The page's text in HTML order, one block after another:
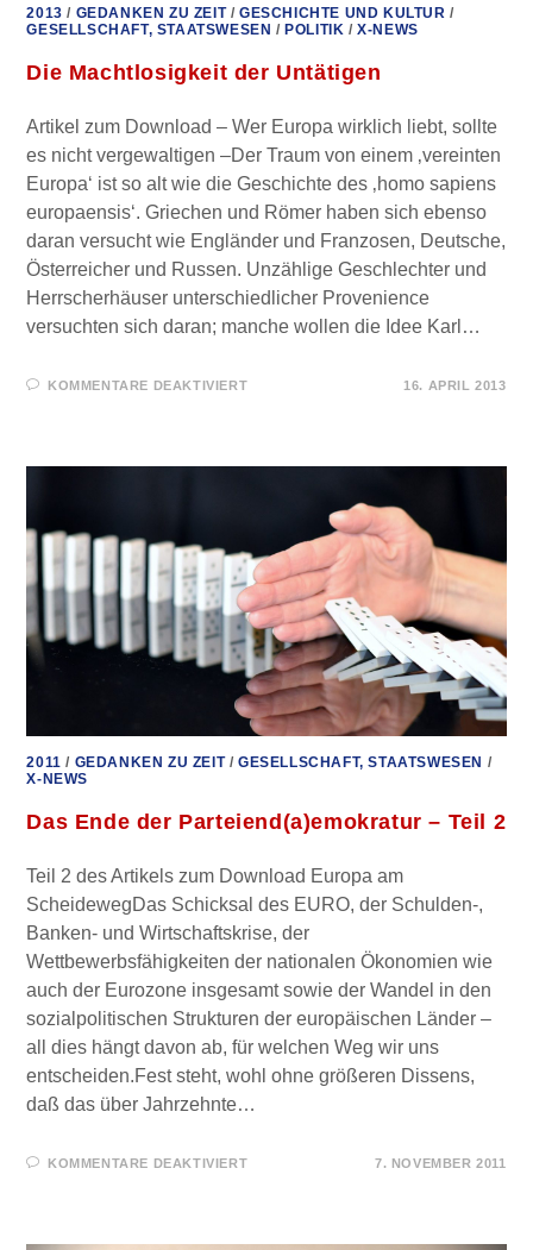
2013 / GEDANKEN ZU ZEIT/GESCHICHTE UND KULTUR /
GESELLSCHAFT, STAATSWESEN / POLITIK /X-NEWS
Die Machtlosigkeit der Untätigen
Artikel zum Download – Wer Europa wirklich liebt, sollte
es nicht vergewaltigen –Der Traum von einem ‚vereinten
Europa‘ ist so alt wie die Geschichte des ‚homo sapiens
europaensis‘. Griechen und Römer haben sich ebenso
daran versucht wie Engländer und Franzosen, Deutsche,
Österreicher und Russen. Unzählige Geschlechter und
Herrscherhäuser unterschiedlicher Provenience
versuchten sich daran; manche wollen die Idee Karl…
KOMMENTARE DEAKTIVIERTFÜR
16. APRIL 2013
2011 / GEDANKEN ZU ZEIT/GESELLSCHAFT, STAATSWESEN /
X-NEWS
Das Ende der Parteiend(a)emokratur – Teil 2
Teil 2 des Artikels zum Download Europa am
ScheidewegDas Schicksal des EURO, der Schulden-,
Banken- und Wirtschaftskrise, der
Wettbewerbsfähigkeiten der nationalen Ökonomien wie
auch der Eurozone insgesamt sowie der Wandel in den
sozialpolitischen Strukturen der europäischen Länder –
all dies hängt davon ab, für welchen Weg wir uns
entscheiden.Fest steht, wohl ohne größeren Dissens,
daß das über Jahrzehnte…
KOMMENTARE DEAKTIVIERTFÜR
7. NOVEMBER 2011